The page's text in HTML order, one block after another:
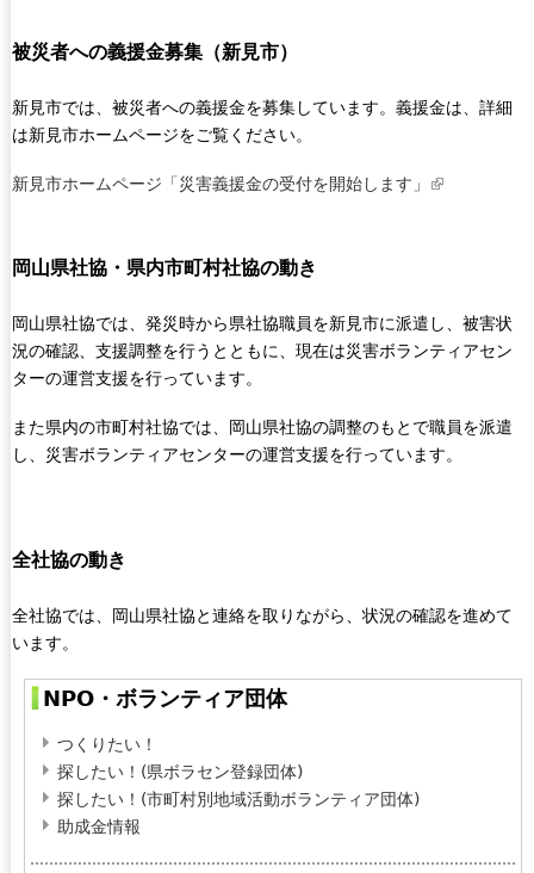
n
i
s
x
r
a
l
被災者への義援金募集（新見市）
新見市では、被災者への義援金を募集しています。義援金は、詳細
は新見市ホームページをご覧ください。
新見市ホームページ「災害義援金の受付を開始します」
(
i
s
t
e
岡山県社協・県内市町村社協の動き
岡山県社協では、発災時から県社協職員を新見市に派遣し、被害状
況の確認、支援調整を行うとともに、現在は災害ボランティアセン
ターの運営支援を行っています。
また県内の市町村社協では、岡山県社協の調整のもとで職員を派遣
し、災害ボランティアセンターの運営支援を行っています。
全社協の動き
全社協では、岡山県社協と連絡を取りながら、状況の確認を進めて
います。
NPO・ボランティア団体
つくりたい！
探したい！(県ボラセン登録団体)
探したい！(市町村別地域活動ボランティア団体)
助成金情報